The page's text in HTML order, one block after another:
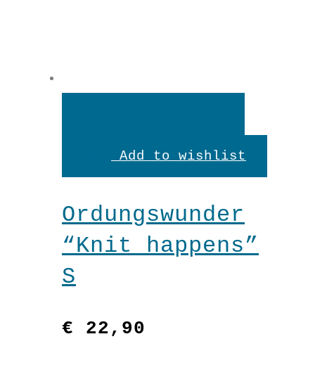
den
Add to wishlist
Ordungswunder
“Knit happens”
S
€ 22,90